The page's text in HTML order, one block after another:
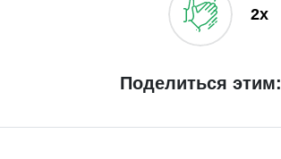
2x
Поделиться этим: